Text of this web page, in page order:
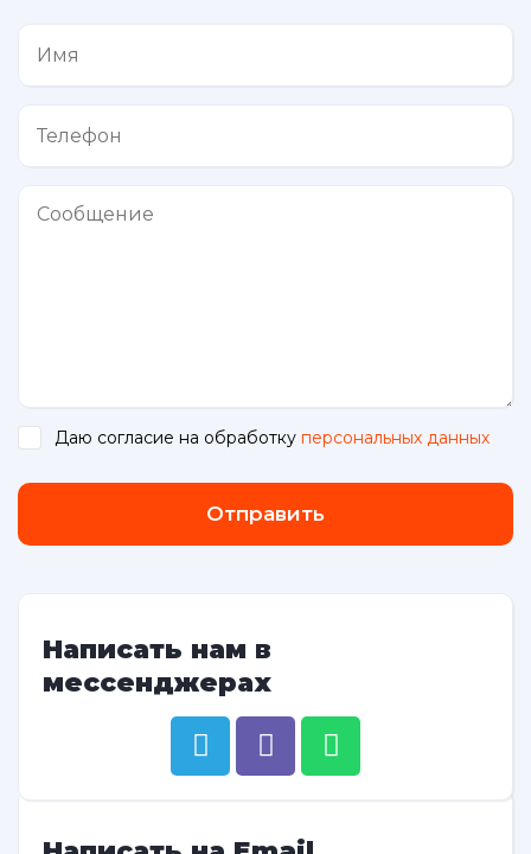
Даю согласие на обработку персональных данных
Отправить
Написать нам в
мессенджерах